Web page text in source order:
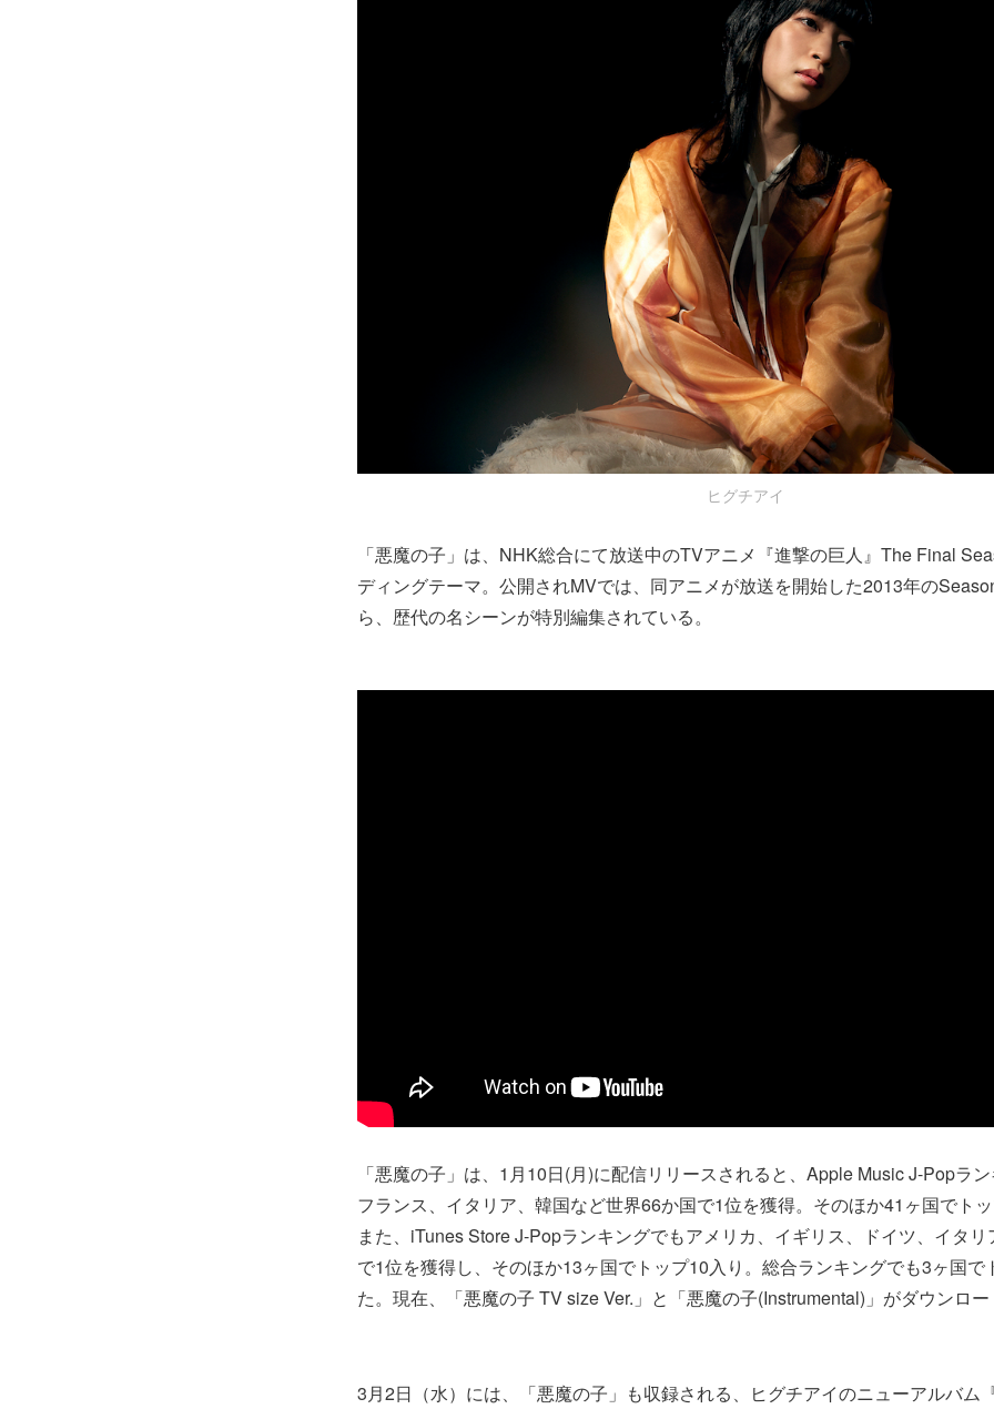
ヒグチアイ
「悪魔の子」は、NHK総合にて放送中のTVアニメ『進撃の巨人』The Final
ディングテーマ。公開されMVでは、同アニメが放送を開始した2013年の
ら、歴代の名シーンが特別編集されている。
「悪魔の子」は、1月10日(月)に配信リリースされると、Apple Music J-Popラン
フランス、イタリア、韓国など世界66か国で1位を獲得。そのほか41ヶ国でトッ
また、iTunes Store J-Popランキングでもアメリカ、イギリス、ドイツ、イタ
で1位を獲得し、そのほか13ヶ国でトップ10入り。総合ランキングでも3ヶ国で
た。現在、「悪魔の子 TV size Ver.」と「悪魔の子(Instrumental)」がダウンロー
3月2日（水）には、「悪魔の子」も収録される、ヒグチアイのニューアルバム